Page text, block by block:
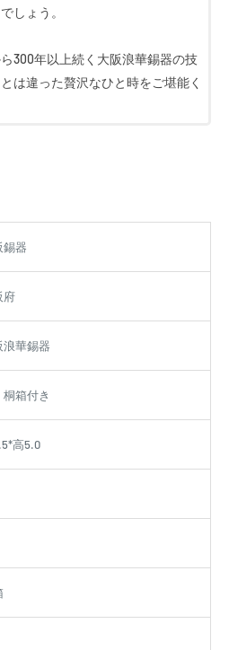
しょう。
300年以上続く大阪浪華錫器の技
は違った贅沢なひと時をご堪能く
錫器
府
浪華錫器
桐箱付き
高5.0